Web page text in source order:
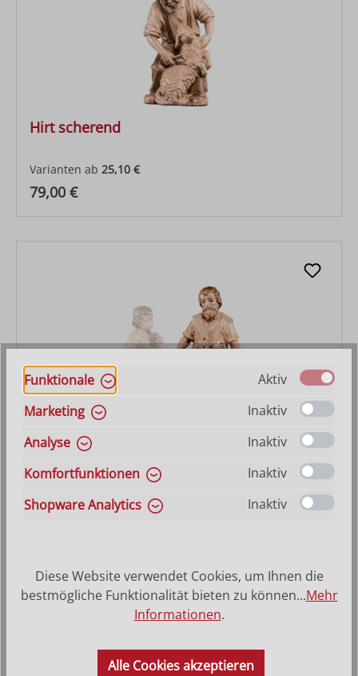
Hirt scherend
Varianten ab 25,10 €
Regulärer Preis:
79,00 €
Hirt sitzend mit Lamm
Varianten ab25,10 €
Regulärer Preis:
79,00 €
Funktionale
Aktiv
Marketing
Inaktiv
Analyse
Inaktiv
Komfortfunktionen
Inaktiv
Shopware Analytics
Inaktiv
Diese Website verwendet Cookies, um Ihnen die
bestmögliche Funktionalität bieten zu können...Mehr
Informationen.
Alle Cookies akzeptieren